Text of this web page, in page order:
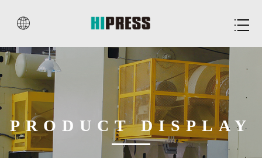


PRODUCT DISPLAY